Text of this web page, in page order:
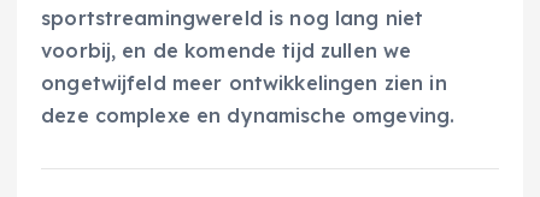
sportstreamingwereld is nog lang niet
voorbij, en de komende tijd zullen we
ongetwijfeld meer ontwikkelingen zien in
deze complexe en dynamische omgeving.